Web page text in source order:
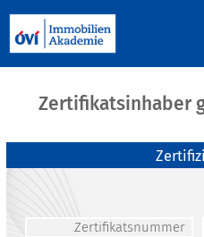
Zertifikatsinhaber
Zertifikatsnummer